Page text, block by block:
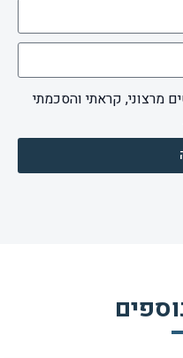
מרצוני, קראתי והסכמתי